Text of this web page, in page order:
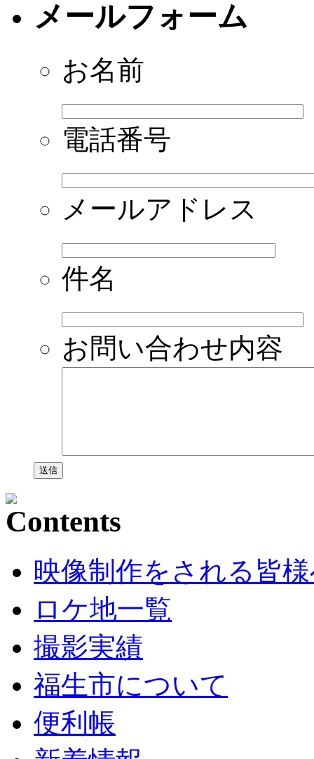
メールフォーム
お名前
電話番号
メールアドレス
件名
お問い合わせ内容
映像制作をされる皆
ロケ地一覧
撮影実績
福生市について
便利帳